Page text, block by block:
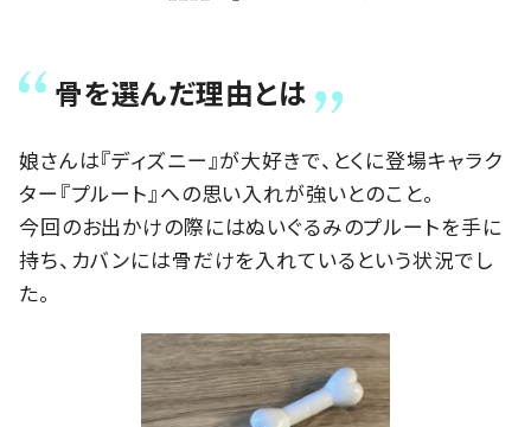
骨を選んだ理由とは
娘さんは『ディズニー』が大好きで、とくに登場キャラク
ター『プルート』への思い入れが強いとのこと。
今回のお出かけの際にはぬいぐるみのプルートを手に
持ち、カバンには骨だけを入れているという状況でし
た。